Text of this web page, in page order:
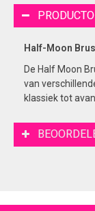
Half-Moon
De Half Moon
van
klassiek tot